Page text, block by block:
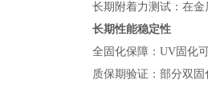
长期附着力测试：在金属
长期性能稳定性
全固化保障：UV固化可
质保期验证：部分双固化